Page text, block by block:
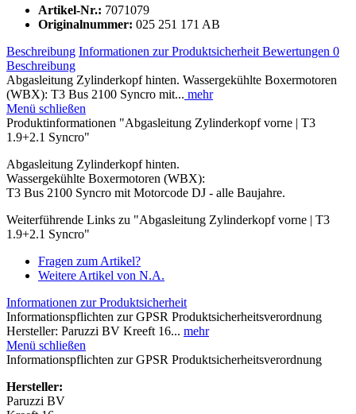
Artikel-Nr.: 7071079
Originalnummer: 025 251 171 AB
Beschreibung Informationen zur Produktsicherheit Bewertungen 0
Beschreibung
Abgasleitung Zylinderkopf hinten. Wassergekühlte Boxermotoren
(WBX): T3 Bus 2100 Syncro mit... mehr
Menü schließen
Produktinformationen "Abgasleitung Zylinderkopf vorne | T3
1.9+2.1 Syncro"
Abgasleitung Zylinderkopf hinten.
Wassergekühlte Boxermotoren (WBX):
T3 Bus 2100 Syncro mit Motorcode DJ - alle Baujahre.
Weiterführende Links zu "Abgasleitung Zylinderkopf vorne | T3
1.9+2.1 Syncro"
Fragen zum Artikel?
Weitere Artikel von N.A.
Informationen zur Produktsicherheit
Informationspflichten zur GPSR Produktsicherheitsverordnung
Hersteller: Paruzzi BV Kreeft 16... mehr
Menü schließen
Informationspflichten zur GPSR Produktsicherheitsverordnung
Hersteller:
Paruzzi BV